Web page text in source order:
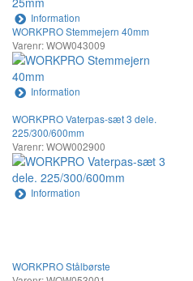
Information
WORKPRO Stemmejern 40mm
Varenr: WOW043009
Information
WORKPRO Vaterpas-sæt 3 dele.
225/300/600mm
Varenr: WOW002900
Information
WORKPRO Stålbørste